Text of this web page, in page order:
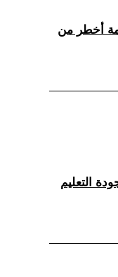
أخطر من
التعليم